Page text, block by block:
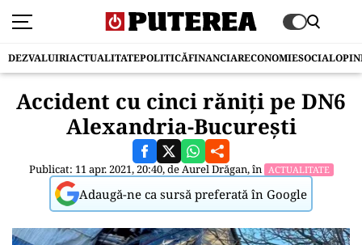
DEZVALUIRIACTUALITATEPOLITICĂFINANCIARECONOMIESOCIAL
Accident cu cinci răniți pe DN6
Alexandria-București
Publicat: 11 apr. 2021, 20:40, deAurel Drăgan, în ACTUALITATE
Adaugă-ne ca sursă preferată în Google